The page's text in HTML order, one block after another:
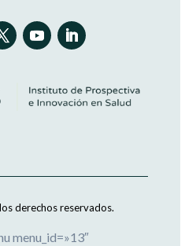
derechos reservados.
menu_id=»13″